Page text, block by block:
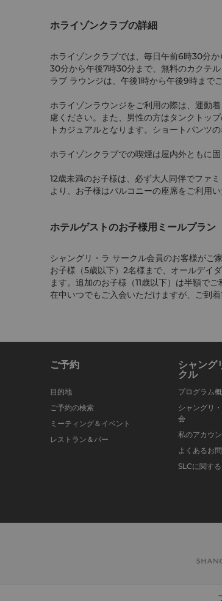
ホライゾンクラブの詳細
ホライゾンクラブでは、毎日午前6時30分
30分から午後7時30分まで、無料のカクテ
ラブ ラウンジは、午後1時から午後9時まで
ホライゾンラウンジをご利用の際は、運動
慮ください。また、男性の方はタンクトッ
トカジュアルとなります。ショートパンツ
ホライゾンクラブでの喫煙は屋内外ともに固
12歳未満のお子様は、必ず大人同伴でファ
より、お子様はバルコニーの座席をご利用い
ホテルゲストのお子様用ミールプラン
シャングリ・ラ サークル会員のお客様がご
お子様（5歳以下）2名様まで、オールデイ
ます。追加のお子様（11歳以下）は半額で
在中いつでもご入会いただけますが、ご到
ご予約
目的地
ご予約の検索
ミーティング＆イベント
レストラン＆バー
シャング
クル
プログラム
シャングリ
会
私のアカウン
よくあるお
SLCに関す